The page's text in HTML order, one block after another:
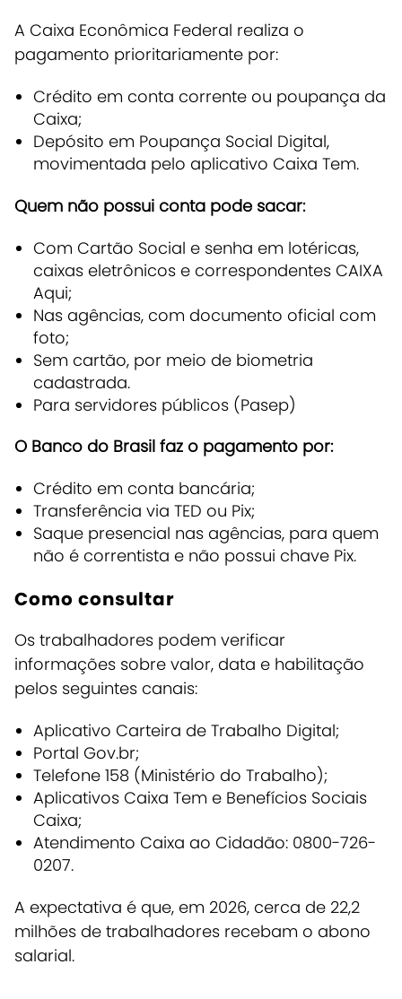
A Caixa Econômica Federal realiza o
pagamento prioritariamente por:
Crédito em conta corrente ou poupança da
Caixa;
Depósito em Poupança Social Digital,
movimentada pelo aplicativo Caixa Tem.
Quem não possui conta pode sacar:
Com Cartão Social e senha em lotéricas,
caixas eletrônicos e correspondentes CAIXA
Aqui;
Nas agências, com documento oficial com
foto;
Sem cartão, por meio de biometria
cadastrada.
Para servidores públicos (Pasep)
O Banco do Brasil faz o pagamento por:
Crédito em conta bancária;
Transferência via TED ou Pix;
Saque presencial nas agências, para quem
não é correntista e não possui chave Pix.
Como consultar
Os trabalhadores podem verificar
informações sobre valor, data e habilitação
pelos seguintes canais:
Aplicativo Carteira de Trabalho Digital;
Portal Gov.br;
Telefone 158 (Ministério do Trabalho);
Aplicativos Caixa Tem e Benefícios Sociais
Caixa;
Atendimento Caixa ao Cidadão: 0800-726-
0207.
A expectativa é que, em 2026, cerca de 22,2
milhões de trabalhadores recebam o abono
salarial.